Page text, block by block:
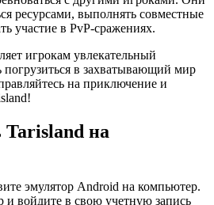
ресурсами, выполнять совместные
участие в PvP-сражениях.
игрокам увлекательный
в захватывающий мир
на приключение и
Tarisland на
эмулятор Android на компьютер.
и войдите в свою учетную запись